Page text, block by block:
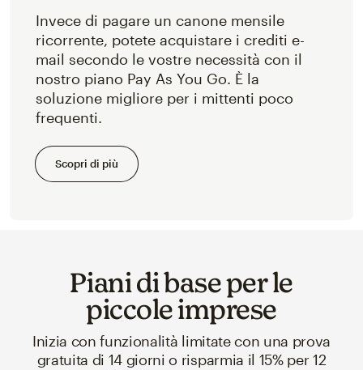
Invece di pagare un canone mensile
ricorrente, potete acquistare i crediti e-
mail secondo le vostre necessità con il
nostro piano Pay As You Go. È la
soluzione migliore per i mittenti poco
frequenti.
Scopri di più
Piani di base per le
piccole imprese
Inizia con funzionalità limitate con una prova
gratuita di 14 giorni o risparmia il 15% per 12